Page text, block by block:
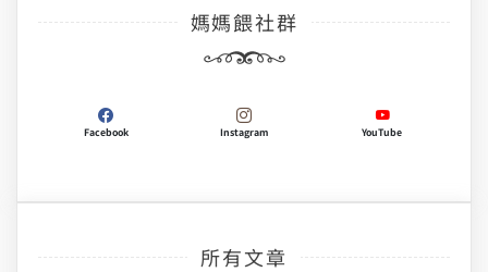
媽媽餵社群
Facebook Instagram YouTube
所有文章